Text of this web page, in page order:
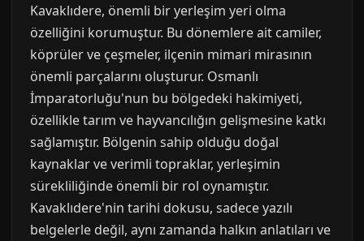
Kavaklıdere, önemli bir yerleşim yeri olma
özelliğini korumuştur. Bu dönemlere ait camiler,
köprüler ve çeşmeler, ilçenin mimari mirasının
önemli parçalarını oluşturur. Osmanlı
İmparatorluğu'nun bu bölgedeki hakimiyeti,
özellikle tarım ve hayvancılığın gelişmesine katkı
sağlamıştır. Bölgenin sahip olduğu doğal
kaynaklar ve verimli topraklar, yerleşimin
sürekliliğinde önemli bir rol oynamıştır.
Kavaklıdere'nin tarihi dokusu, sadece yazılı
belgelerle değil, aynı zamanda halkın anlatıları ve